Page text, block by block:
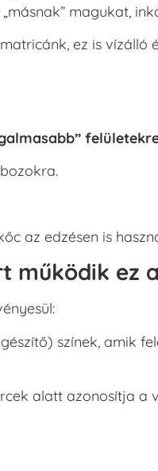
magukat,
ez is vízálló
az edzésen is
működik ez
színek, amik
alatt azonosítja a